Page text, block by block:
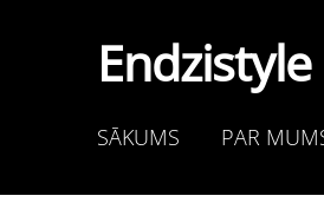
Endzistyle
SĀKUMS PAR